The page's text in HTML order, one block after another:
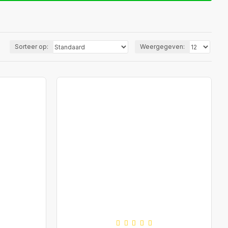
Sorteer op: Weergegeven: